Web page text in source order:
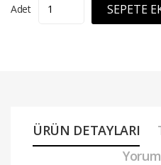
Adet SEPETE
ÜRÜN DETAYLARI